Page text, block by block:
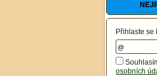
Přihlaste se
osobních